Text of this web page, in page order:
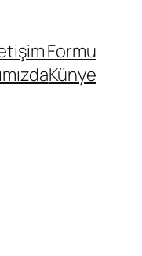
Formu
Künye